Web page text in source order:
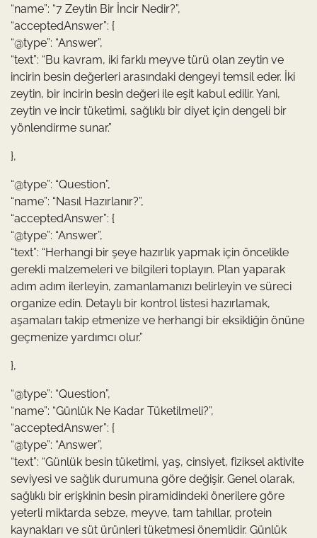
“name”: “7 Zeytin Bir İncir Nedir?”,
“acceptedAnswer”: {
“@type”: “Answer”,
“text”: “Bu kavram, iki farklı meyve türü olan zeytin ve
incirin besin değerleri arasındaki dengeyi temsil eder. İki
zeytin, bir incirin besin değeri ile eşit kabul edilir. Yani,
zeytin ve incir tüketimi, sağlıklı bir diyet için dengeli bir
yönlendirme sunar.”
},
“@type”: “Question”,
“name”: “Nasıl Hazırlanır?”,
“acceptedAnswer”: {
“@type”: “Answer”,
“text”: “Herhangi bir şeye hazırlık yapmak için öncelikle
gerekli malzemeleri ve bilgileri toplayın. Plan yaparak
adım adım ilerleyin, zamanlamanızı belirleyin ve süreci
organize edin. Detaylı bir kontrol listesi hazırlamak,
aşamaları takip etmenize ve herhangi bir eksikliğin önüne
geçmenize yardımcı olur.”
},
“@type”: “Question”,
“name”: “Günlük Ne Kadar Tüketilmeli?”,
“acceptedAnswer”: {
“@type”: “Answer”,
“text”: “Günlük besin tüketimi, yaş, cinsiyet, fiziksel aktivite
seviyesi ve sağlık durumuna göre değişir. Genel olarak,
sağlıklı bir erişkinin besin piramidindeki önerilere göre
yeterli miktarda sebze, meyve, tam tahıllar, protein
kaynakları ve süt ürünleri tüketmesi önemlidir. Günlük